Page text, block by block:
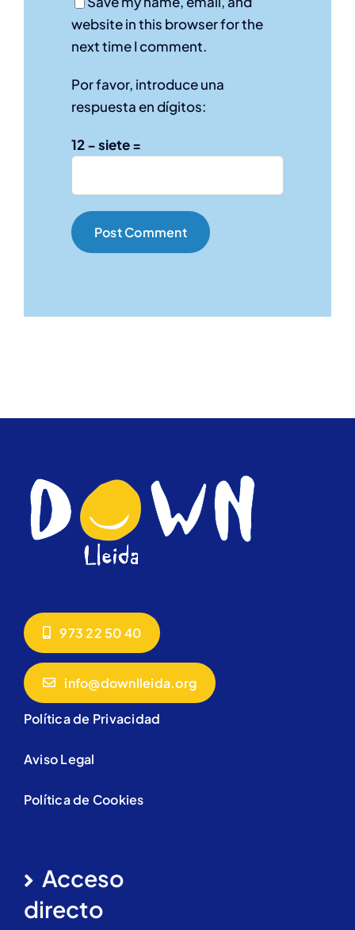
website in this browser for the
next time I comment.
Por favor, introduce una
respuesta en dígitos:
12 − siete =
973 22 50 40
info@downlleida.org
Política de Privacidad
Aviso Legal
Política de Cookies
Acceso
directo